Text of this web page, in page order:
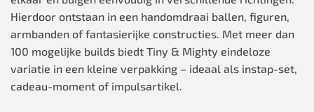
Hierdoor ontstaan in een handomdraai ballen, figuren,
armbanden of fantasierijke constructies. Met meer dan
100 mogelijke builds biedt Tiny & Mighty eindeloze
variatie in een kleine verpakking – ideaal als instap-set,
cadeau-moment of impulsartikel.